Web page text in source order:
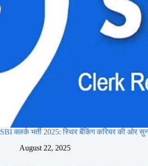
SBI क्लर्क भर्ती 2025: स्थिर बैंकिंग करियर की ओर
August 22, 2025